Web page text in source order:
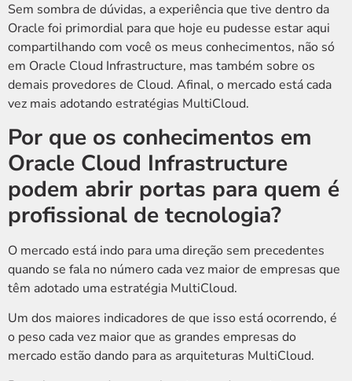
Sem sombra de dúvidas, a experiência que tive dentro da
Oracle foi primordial para que hoje eu pudesse estar aqui
compartilhando com você os meus conhecimentos, não só
em Oracle Cloud Infrastructure, mas também sobre os
demais provedores de Cloud. Afinal, o mercado está cada
vez mais adotando estratégias MultiCloud.
Por que os conhecimentos em
Oracle Cloud Infrastructure
podem abrir portas para quem é
profissional de tecnologia?
O mercado está indo para uma direção sem precedentes
quando se fala no número cada vez maior de empresas que
têm adotado uma estratégia MultiCloud.
Um dos maiores indicadores de que isso está ocorrendo, é
o peso cada vez maior que as grandes empresas do
mercado estão dando para as arquiteturas MultiCloud.